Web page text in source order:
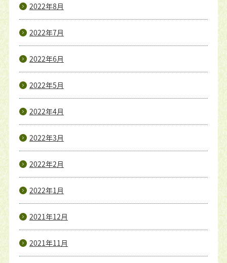
2022年8月
2022年7月
2022年6月
2022年5月
2022年4月
2022年3月
2022年2月
2022年1月
2021年12月
2021年11月